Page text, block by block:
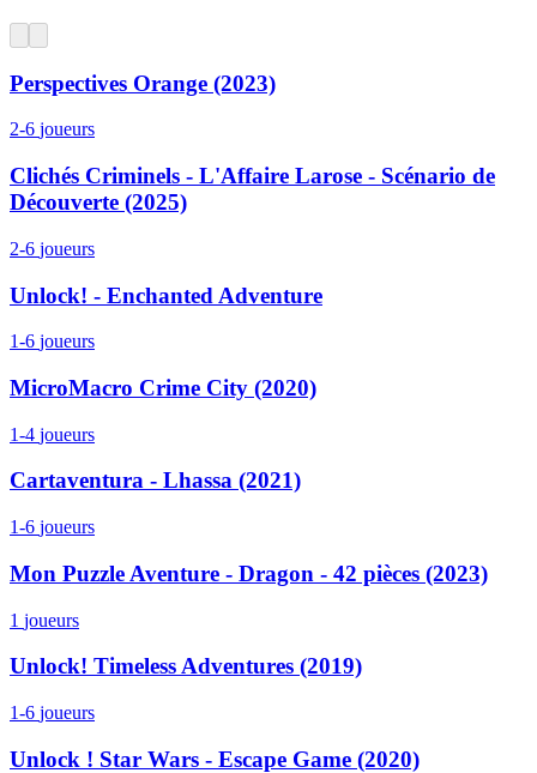
Perspectives Orange (2023)
2-6 joueurs
Clichés Criminels - L'Affaire Larose - Scénario de
Découverte (2025)
2-6 joueurs
Unlock! - Enchanted Adventure
1-6 joueurs
MicroMacro Crime City (2020)
1-4 joueurs
Cartaventura - Lhassa (2021)
1-6 joueurs
Mon Puzzle Aventure - Dragon - 42 pièces (2023)
1 joueurs
Unlock! Timeless Adventures (2019)
1-6 joueurs
Unlock ! Star Wars - Escape Game (2020)